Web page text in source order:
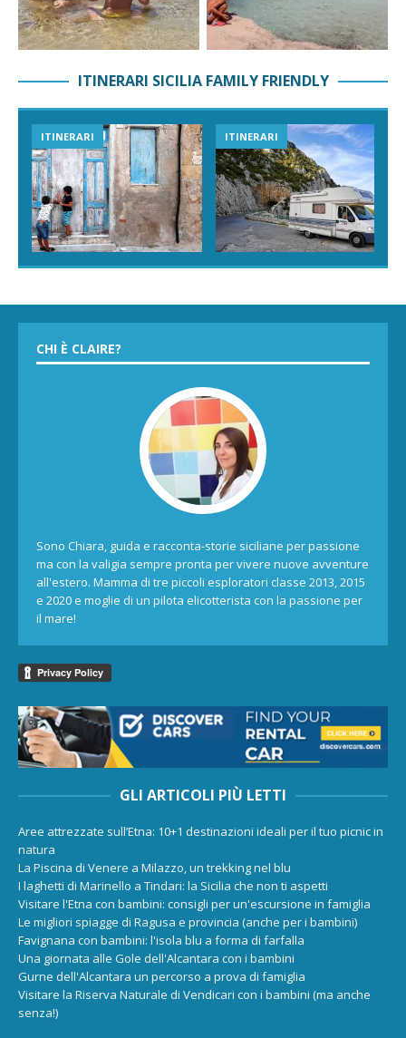
ITINERARI SICILIA FAMILY FRIENDLY
ITINERARI ITINERARI
CHI È CLAIRE?
Sono Chiara, guida e racconta-storie siciliane per passione
ma con la valigia sempre pronta per vivere nuove avventure
all'estero. Mamma di tre piccoli esploratori classe 2013, 2015
e 2020 e moglie di un pilota elicotterista con la passione per
il mare!
GLI ARTICOLI PIÙ LETTI
Aree attrezzate sull’Etna: 10+1 destinazioni ideali per il tuo picnic in
natura
La Piscina di Venere a Milazzo, un trekking nel blu
I laghetti di Marinello a Tindari: la Sicilia che non ti aspetti
Visitare l'Etna con bambini: consigli per un'escursione in famiglia
Le migliori spiagge di Ragusa e provincia (anche per i bambini)
Favignana con bambini: l'isola blu a forma di farfalla
Una giornata alle Gole dell'Alcantara con i bambini
Gurne dell'Alcantara un percorso a prova di famiglia
Visitare la Riserva Naturale di Vendicari con i bambini (ma anche
senza!)